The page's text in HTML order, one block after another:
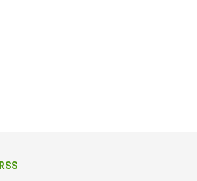
RSS